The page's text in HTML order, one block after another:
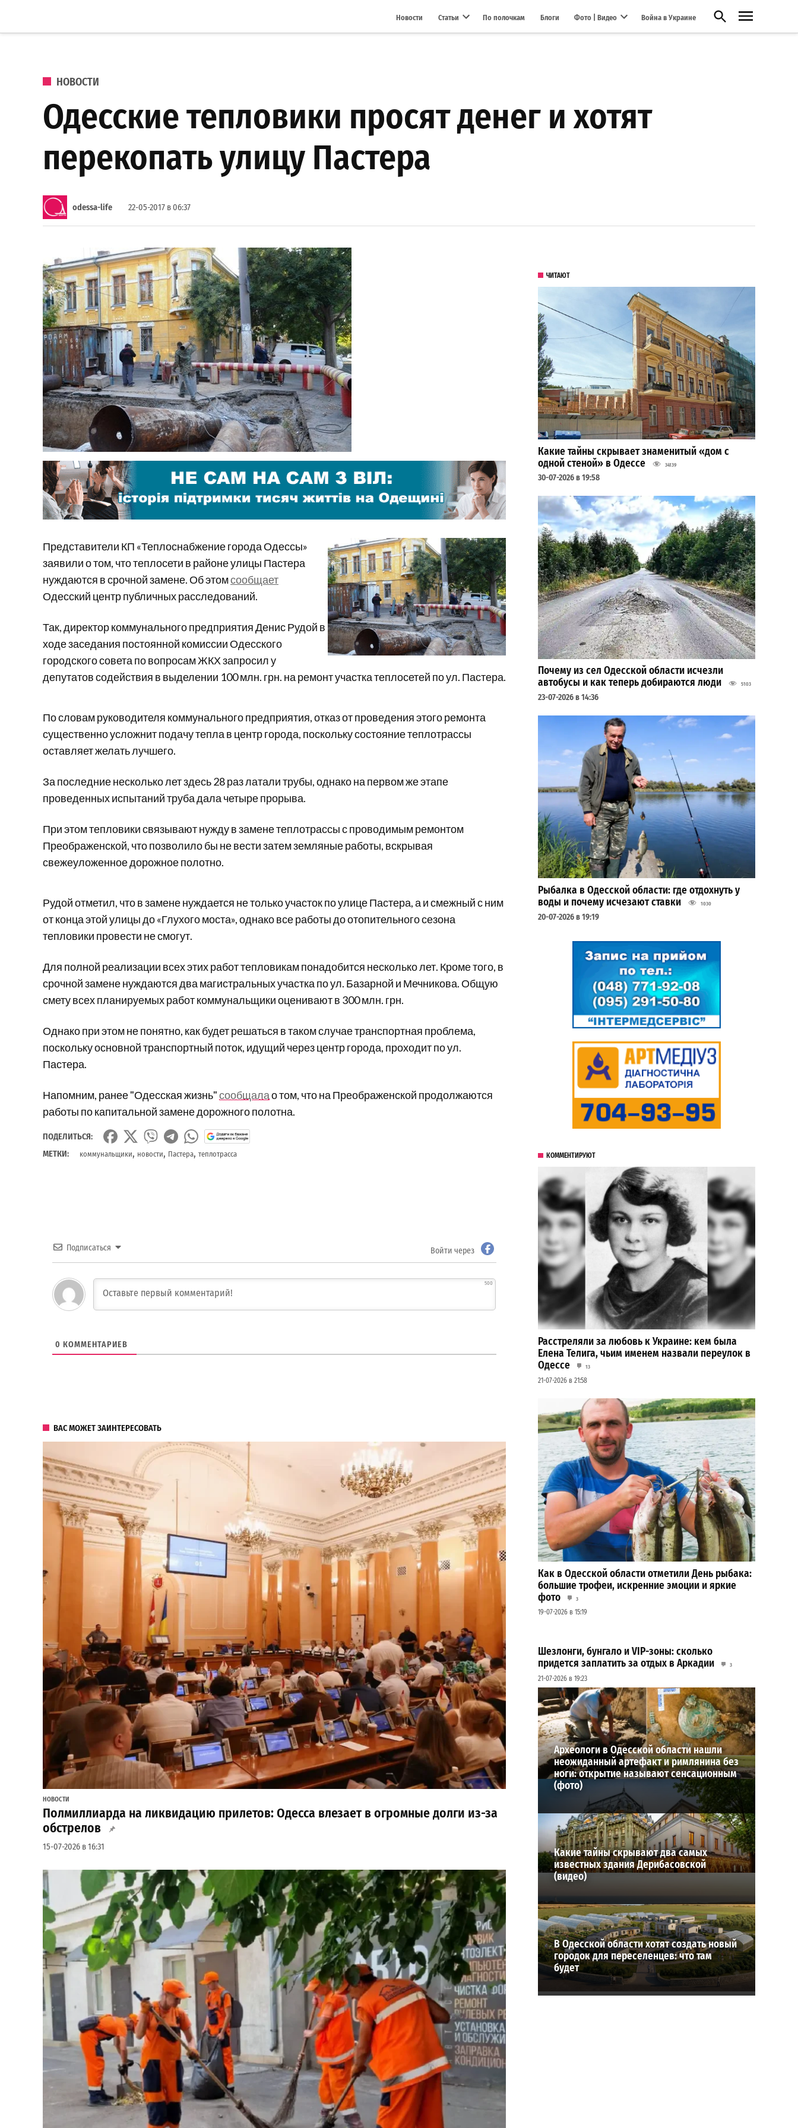
життя
Новости Статьи По полочкам Блоги Фото | Видео Война в Украине Открыть поиск
ОПУБЛИКОВАНО В
НОВОСТИ
Одесские тепловики просят денег и хотят
перекопать улицу Пастера
odessa-life 22-05-2017 в 06:37
Представители КП «Теплоснабжение города Одессы»
заявили о том, что теплосети в районе улицы Пастера
нуждаются в срочной замене. Об этомсообщает
Одесский центр публичных расследований.
Так, директор коммунального предприятия Денис Рудой в
ходе заседания постоянной комиссии Одесского
городского совета по вопросам ЖКХ запросил у
депутатов содействия в выделении 100 млн. грн. на ремонт участка теплосетей по ул. Пастера.
По словам руководителя коммунального предприятия, отказ от проведения этого ремонта
существенно усложнит подачу тепла в центр города, поскольку состояние теплотрассы
оставляет желать лучшего.
За последние несколько лет здесь 28 раз латали трубы, однако на первом же этапе
проведенных испытаний труба дала четыре прорыва.
При этом тепловики связывают нужду в замене теплотрассы с проводимым ремонтом
Преображенской, что позволило бы не вести затем земляные работы, вскрывая
свежеуложенное дорожное полотно.
Рудой отметил, что в замене нуждается не только участок по улице Пастера, а и смежный с ним
от конца этой улицы до «Глухого моста», однако все работы до отопительного сезона
тепловики провести не смогут.
Для полной реализации всех этих работ тепловикам понадобится несколько лет. Кроме того, в
срочной замене нуждаются два магистральных участка по ул. Базарной и Мечникова. Общую
смету всех планируемых работ коммунальщики оценивают в 300 млн. грн.
Однако при этом не понятно, как будет решаться в таком случае транспортная проблема,
поскольку основной транспортный поток, идущий через центр города, проходит по ул.
Пастера.
Напомним, ранее "Одесская жизнь"сообщалао том, что на Преображенской продолжаются
работы по капитальной замене дорожного полотна.
ПОДЕЛИТЬСЯ:
МЕТКИ:
коммунальщики, новости, Пастера, теплотрасса
Подписаться Войти через
500
0 КОММЕНТАРИЕВ
ВАС МОЖЕТ ЗАИНТЕРЕСОВАТЬ
НОВОСТИ
Полмиллиарда на ликвидацию прилетов: Одесса влезает в огромные долги из-за
обстрелов
15-07-2026 в 16:31
ЧИТАЮТ
Какие тайны скрывает знаменитый «дом с
одной стеной» в Одессе
34139
30-07-2026 в 19:58
Почему из сел Одесской области исчезли
автобусы и как теперь добираются люди
5103
23-07-2026 в 14:36
Рыбалка в Одесской области: где отдохнуть у
воды и почему исчезают ставки
1030
20-07-2026 в 19:19
КОММЕНТИРУЮТ
Расстреляли за любовь к Украине: кем была
Елена Телига, чьим именем назвали переулок в
Одессе
13
21-07-2026 в 21:58
Как в Одесской области отметили День рыбака:
большие трофеи, искренние эмоции и яркие
фото
3
19-07-2026 в 15:19
Шезлонги, бунгало и VIP-зоны: сколько
придется заплатить за отдых в Аркадии
3
21-07-2026 в 19:23
ВИБОР РЕДАКЦИИ
Археологи в Одесской области нашли
неожиданный артефакт и римлянина без
ноги: открытие называют сенсационным
(фото)
Какие тайны скрывают два самых
известных здания Дерибасовской
(видео)
В Одесской области хотят создать новый
городок для переселенцев: что там
будет